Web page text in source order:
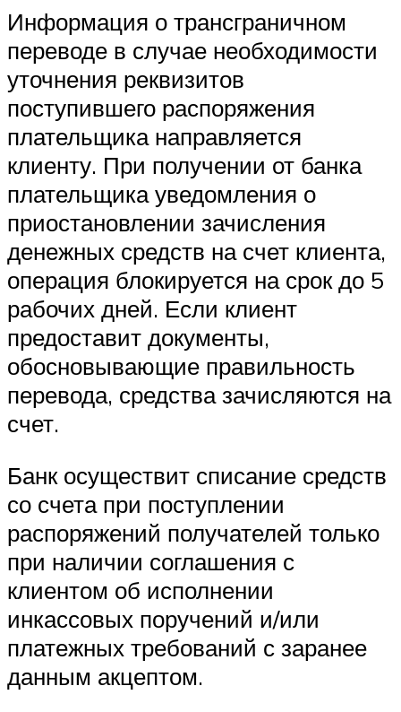
Информация о трансграничном
переводе в случае необходимости
уточнения реквизитов
поступившего распоряжения
плательщика направляется
клиенту. При получении от банка
плательщика уведомления о
приостановлении зачисления
денежных средств на счет клиента,
операция блокируется на срок до 5
рабочих дней. Если клиент
предоставит документы,
обосновывающие правильность
перевода, средства зачисляются на
счет.
Банк осуществит списание средств
со счета при поступлении
распоряжений получателей только
при наличии соглашения с
клиентом об исполнении
инкассовых поручений и/или
платежных требований с заранее
данным акцептом.